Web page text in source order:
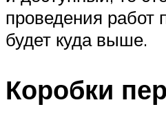
проведения работ
будет куда выше.
Коробки